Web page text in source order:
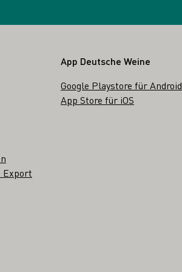
Export
App Deutsche Weine
Google Playstore für Android
App Store für iOS